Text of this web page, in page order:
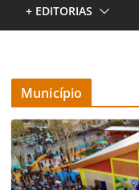
+ EDITORIAS
Município